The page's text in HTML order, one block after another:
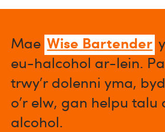
Mae Wise Bartender
eu-halcohol ar-lein.
trwy’r dolenni yma,
o’r elw, gan helpu
alcohol.​